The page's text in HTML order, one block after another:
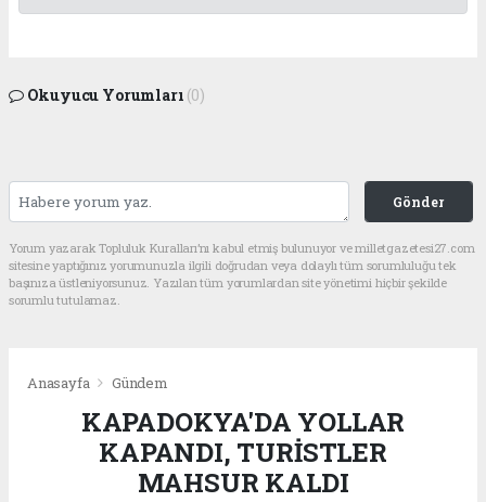
Okuyucu Yorumları (0)
Gönder
Yorum yazarak Topluluk Kuralları’nı kabul etmiş bulunuyor ve milletgazetesi27.com
sitesine yaptığınız yorumunuzla ilgili doğrudan veya dolaylı tüm sorumluluğu tek
başınıza üstleniyorsunuz. Yazılan tüm yorumlardan site yönetimi hiçbir şekilde
sorumlu tutulamaz.
Anasayfa Gündem
KAPADOKYA'DA YOLLAR
KAPANDI, TURİSTLER
MAHSUR KALDI